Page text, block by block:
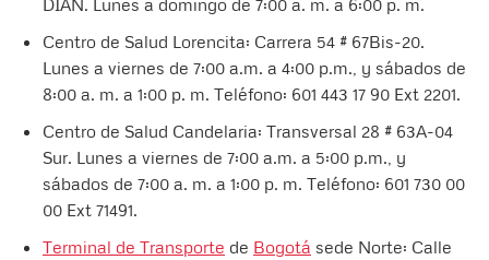
DIAN. Lunes a domingo de 7:00 a. m. a 6:00 p. m.
Centro de Salud Lorencita: Carrera 54 # 67Bis-20.
Lunes a viernes de 7:00 a.m. a 4:00 p.m., y sábados de
8:00 a. m. a 1:00 p. m. Teléfono: 601 443 17 90 Ext 2201.
Centro de Salud Candelaria: Transversal 28 # 63A-04
Sur. Lunes a viernes de 7:00 a.m. a 5:00 p.m., y
sábados de 7:00 a. m. a 1:00 p. m. Teléfono: 601 730 00
00 Ext 71491. ​
Terminal de Transporte de Bogotá sede Norte: Calle